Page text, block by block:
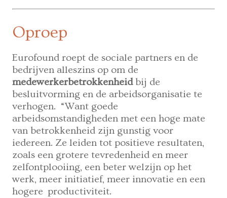
Oproep
Eurofound roept de sociale partners en de
bedrijven alleszins op om de
medewerkerbetrokkenheidbij de
besluitvorming en de arbeidsorganisatie te
verhogen. “Want goede
arbeidsomstandigheden met een hoge mate
van betrokkenheid zijn gunstig voor
iedereen. Ze leiden tot positieve resultaten,
zoals een grotere tevredenheid en meer
zelfontplooiing, een beter welzijn op het
werk, meer initiatief, meer innovatie en een
hogere productiviteit.